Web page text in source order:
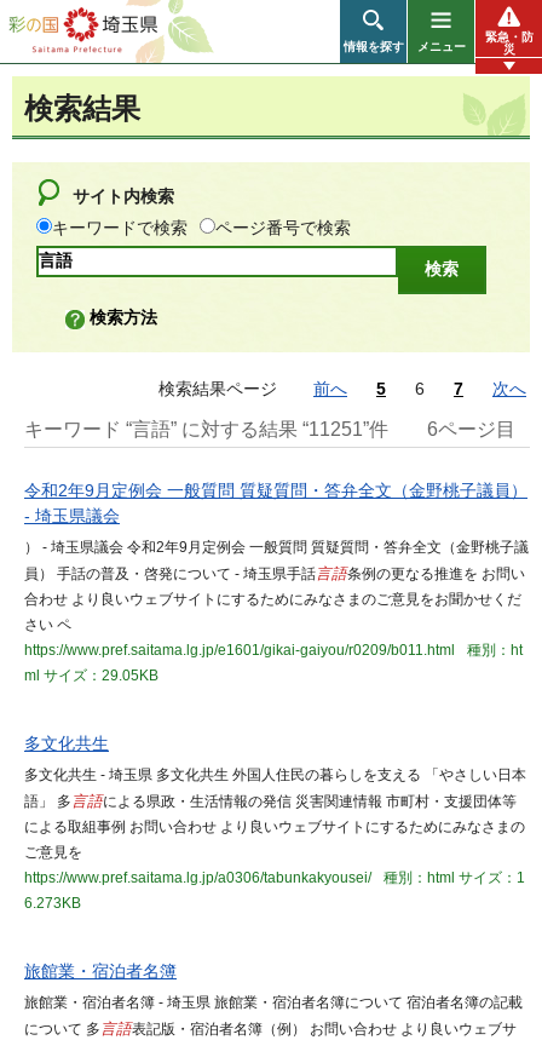
彩の国 埼玉県
情報を探す メニュー
緊急・防
災
検索結果
サイト内検索
キーワードで検索
ページ番号で検索
検索方法
検索結果ページ 前へ 5 6 7 次へ
キーワード “言語” に対する結果 “11251”件 6ページ目
令和2年9月定例会 一般質問 質疑質問・答弁全文（金野桃子議員）
- 埼玉県議会
） - 埼玉県議会 令和2年9月定例会 一般質問 質疑質問・答弁全文（金野桃子議
員） 手話の普及・啓発について - 埼玉県手話言語条例の更なる推進を お問い
合わせ より良いウェブサイトにするためにみなさまのご意見をお聞かせくだ
さい ペ
https://www.pref.saitama.lg.jp/e1601/gikai-gaiyou/r0209/b011.html
種別：ht
ml サイズ：29.05KB
多文化共生
多文化共生 - 埼玉県 多文化共生 外国人住民の暮らしを支える 「やさしい日本
語」 多 言語による県政・生活情報の発信 災害関連情報 市町村・支援団体等
による取組事例 お問い合わせ より良いウェブサイトにするためにみなさまの
ご意見を
https://www.pref.saitama.lg.jp/a0306/tabunkakyousei/
種別：html サイズ：1
6.273KB
旅館業・宿泊者名簿
旅館業・宿泊者名簿 - 埼玉県 旅館業・宿泊者名簿について 宿泊者名簿の記載
について 多 言語表記版・宿泊者名簿（例） お問い合わせ より良いウェブサ